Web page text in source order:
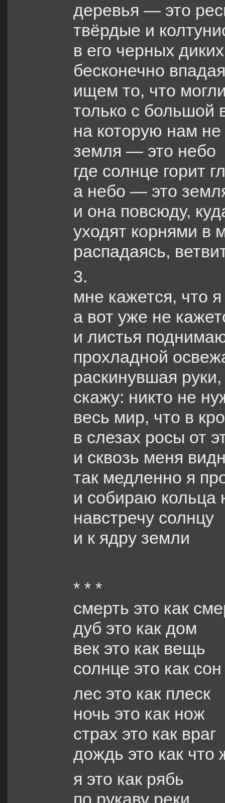
деревья — это
твёрдые и
в его черных
бесконечно
ищем то, что
только с большой
на которую нам не
земля — это небо
где солнце горит
а небо — это
и она повсюду,
уходят корнями в
распадаясь,
3.
мне кажется, что
а вот уже не
и листья
прохладной
раскинувшая
скажу: никто не
весь мир, что в
в слезах росы от
и сквозь меня
так медленно я
и собираю кольца
навстречу солнцу
и к ядру земли
* * *
смерть это как
дуб это как дом
век это как вещь
солнце это как сон
лес это как плеск
ночь это как нож
страх это как враг
дождь это как что
я это как рябь
по рукаву реки